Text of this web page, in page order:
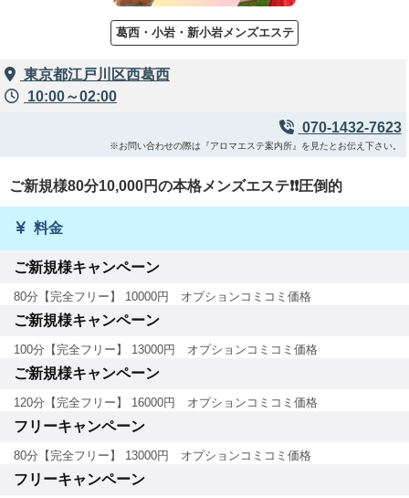
葛西・小岩・新小岩メンズエステ
東京都江戸川区西葛西
10:00～02:00
070-1432-7623
※お問い合わせの際は『アロマエステ案内所』を見たとお伝え下さい。
ご新規様80分10,000円の本格メンズエステ❗❗圧倒的
料金
ご新規様キャンペーン
80分【完全フリー】 10000円 オプションコミコミ価格
ご新規様キャンペーン
100分【完全フリー】 13000円 オプションコミコミ価格
ご新規様キャンペーン
120分【完全フリー】 16000円 オプションコミコミ価格
フリーキャンペーン
80分【完全フリー】 13000円 オプションコミコミ価格
フリーキャンペーン